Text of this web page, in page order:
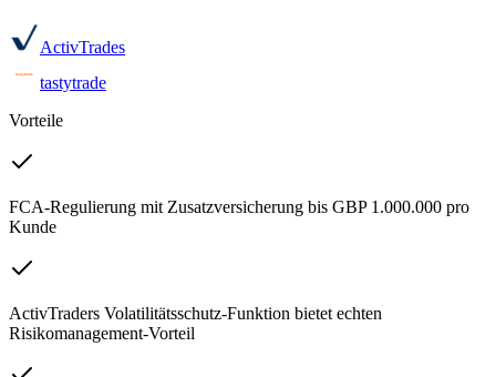
ActivTrades
tastytrade
Vorteile
FCA-Regulierung mit Zusatzversicherung bis GBP 1.000.000 pro
Kunde
ActivTraders Volatilitätsschutz-Funktion bietet echten
Risikomanagement-Vorteil